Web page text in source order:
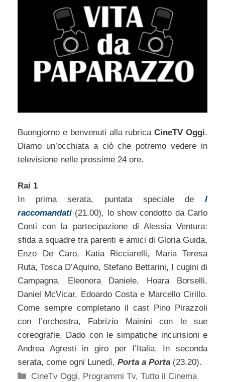
Buongiorno e benvenuti alla rubricaCineTV Oggi.
Diamo un’occhiata a ciò che potremo vedere in
televisione nelle prossime 24 ore.
Rai 1
In prima serata, puntata speciale de I
raccomandati (21.00), lo show condotto da Carlo
Conti con la partecipazione di Alessia Ventura:
sfida a squadre tra parenti e amici di Gloria Guida,
Enzo De Caro, Katia Ricciarelli, Maria Teresa
Ruta, Tosca D’Aquino, Stefano Bettarini, I cugini di
Campagna, Eleonora Daniele, Hoara Borselli,
Daniel McVicar, Edoardo Costa e Marcello Cirillo.
Come sempre completano il cast Pino Pirazzoli
con l’orchestra, Fabrizio Mainini con le sue
coreografie, Dado con le simpatiche incurisioni e
Andrea Agresti in giro per l’Italia. In seconda
serata, come ogni Lunedì, Porta a Porta (23.20).
Categorie
CineTv Oggi, Programmi Tv,Tutto il Cinema